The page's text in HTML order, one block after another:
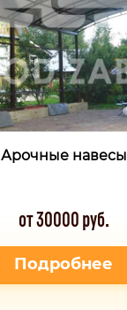
Арочные навесы
от 30000 руб.
Подробнее